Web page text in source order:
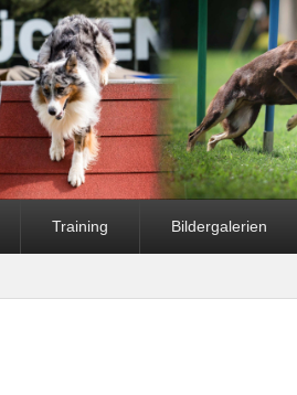
Training Bildergalerien